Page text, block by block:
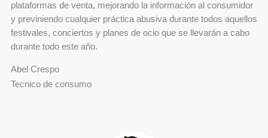
plataformas de venta, mejorando la información al consumidor
y previniendo cualquier práctica abusiva durante todos aquellos
festivales, conciertos y planes de ocio que se llevarán a cabo
durante todo este año.
Abel Crespo
Tecnico de consumo